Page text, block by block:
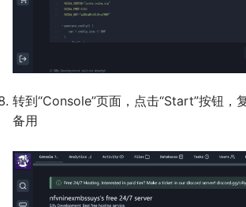
转到“Console”页面，点击“Start”按钮，
备用